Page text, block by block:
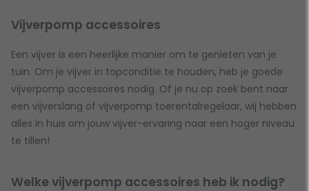
Vijverpomp accessoires
Een vijver is een heerlijke manier om te genieten van je
tuin. Om je vijver in topconditie te houden, heb je goede
vijverpomp accessoires nodig. Of je nu op zoek bent naar
een vijverslang of vijverpomp toerentalregelaar, wij hebben
alles in huis om jouw vijver-ervaring naar een hoger niveau
te tillen!
Welke vijverpomp accessoires heb ik nodig?